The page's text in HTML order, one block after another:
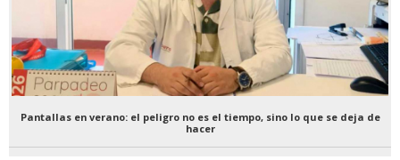
Pantallas en verano: el peligro no es el tiempo, sino lo que se deja de
hacer